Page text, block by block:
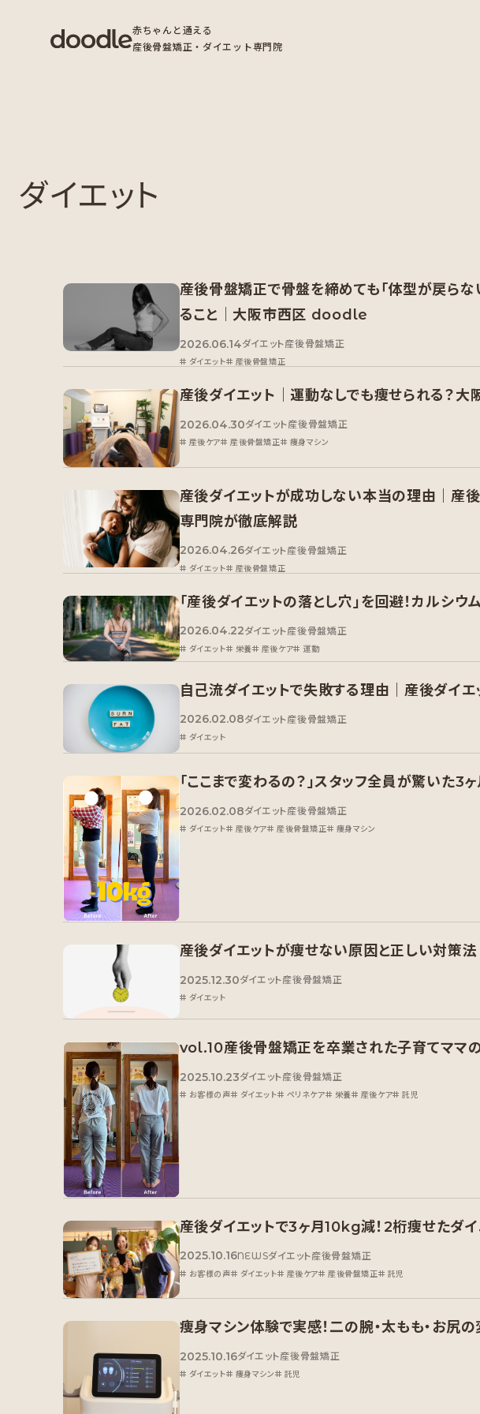
赤ちゃんと通える
産後骨盤矯正・ダイエット専門院
ダイエット
産後骨盤矯正で骨盤を締めても「体型が戻らな
ること｜大阪市西区 doodle
2026.06.14ダイエット産後骨盤矯正
ダイエット 産後骨盤矯正
産後ダイエット｜運動なしでも痩せられる？
2026.04.30ダイエット産後骨盤矯正
産後ケア 産後骨盤矯正 痩身マシン
産後ダイエットが成功しない本当の理由｜産
専門院が徹底解説
2026.04.26ダイエット産後骨盤矯正
ダイエット 産後骨盤矯正
「産後ダイエットの落とし穴」を回避！カルシウ
2026.04.22ダイエット産後骨盤矯正
ダイエット 栄養 産後ケア 運動
自己流ダイエットで失敗する理由｜産後ダイ
2026.02.08ダイエット産後骨盤矯正
ダイエット
「ここまで変わるの？」スタッフ全員が驚いた
2026.02.08ダイエット産後骨盤矯正
ダイエット 産後ケア 産後骨盤矯正 痩身マシン
産後ダイエットが痩せない原因と正しい対策法
2025.12.30ダイエット産後骨盤矯正
ダイエット
vol.10産後骨盤矯正を卒業された子育てママ
2025.10.23ダイエット産後骨盤矯正
お客様の声 ダイエット ペリネケア 栄養 産後ケア 託児
産後ダイエットで3ヶ月10kg減！2桁痩せたダ
2025.10.16NEWSダイエット産後骨盤矯正
お客様の声 ダイエット 産後ケア 産後骨盤矯正 託児
痩身マシン体験で実感！二の腕・太もも・お尻の
2025.10.16ダイエット産後骨盤矯正
ダイエット 痩身マシン 託児